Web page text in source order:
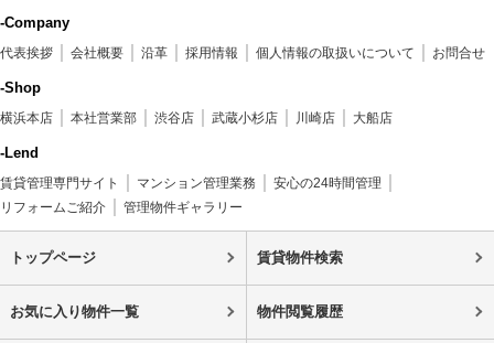
-Company
代表挨拶 会社概要 沿革 採用情報 個人情報の取扱いについて お問合せ
-Shop
横浜本店 本社営業部 渋谷店 武蔵小杉店 川崎店 大船店
-Lend
賃貸管理専門サイト マンション管理業務
安心の24時間管理
リフォームご紹介
管理物件ギャラリー
トップページ 賃貸物件検索
お気に入り物件一覧 物件閲覧履歴